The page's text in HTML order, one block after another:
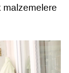
malzemelere